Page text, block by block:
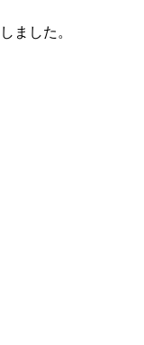
ました。